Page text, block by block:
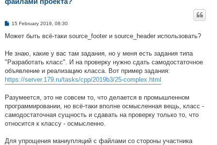
P
s
15 February 2019, 08:30
Может быть всё-таки source_footer и source_header использовать?
Не знаю, какие у вас там задания, но у меня есть задания типа
"Разработать класс". И на проверку нужно сдать самодостаточное
объявление и реализацию класса. Вот пример задания:
https://server.179.ru/tasks/cpp/2019b3/25-complex.html
Разумеется, это не совсем то, что делается в промышленном
программировании, но всё-таки вполне осмысленная вещь, класс -
самодостаточная сущность и сдавать на проверку только то, что
относится к классу - осмысленно.
Для упрощения маниупляций с файлами со стороны участника